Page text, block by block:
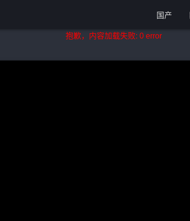
国产
抱歉，内容加载失败: 0 error